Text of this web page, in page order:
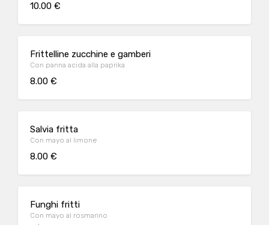
10.00 €
Frittelline zucchine e gamberi
Con panna acida alla paprika
8.00 €
Salvia fritta
Con mayo al limone
8.00 €
Funghi fritti
Con mayo al rosmarino